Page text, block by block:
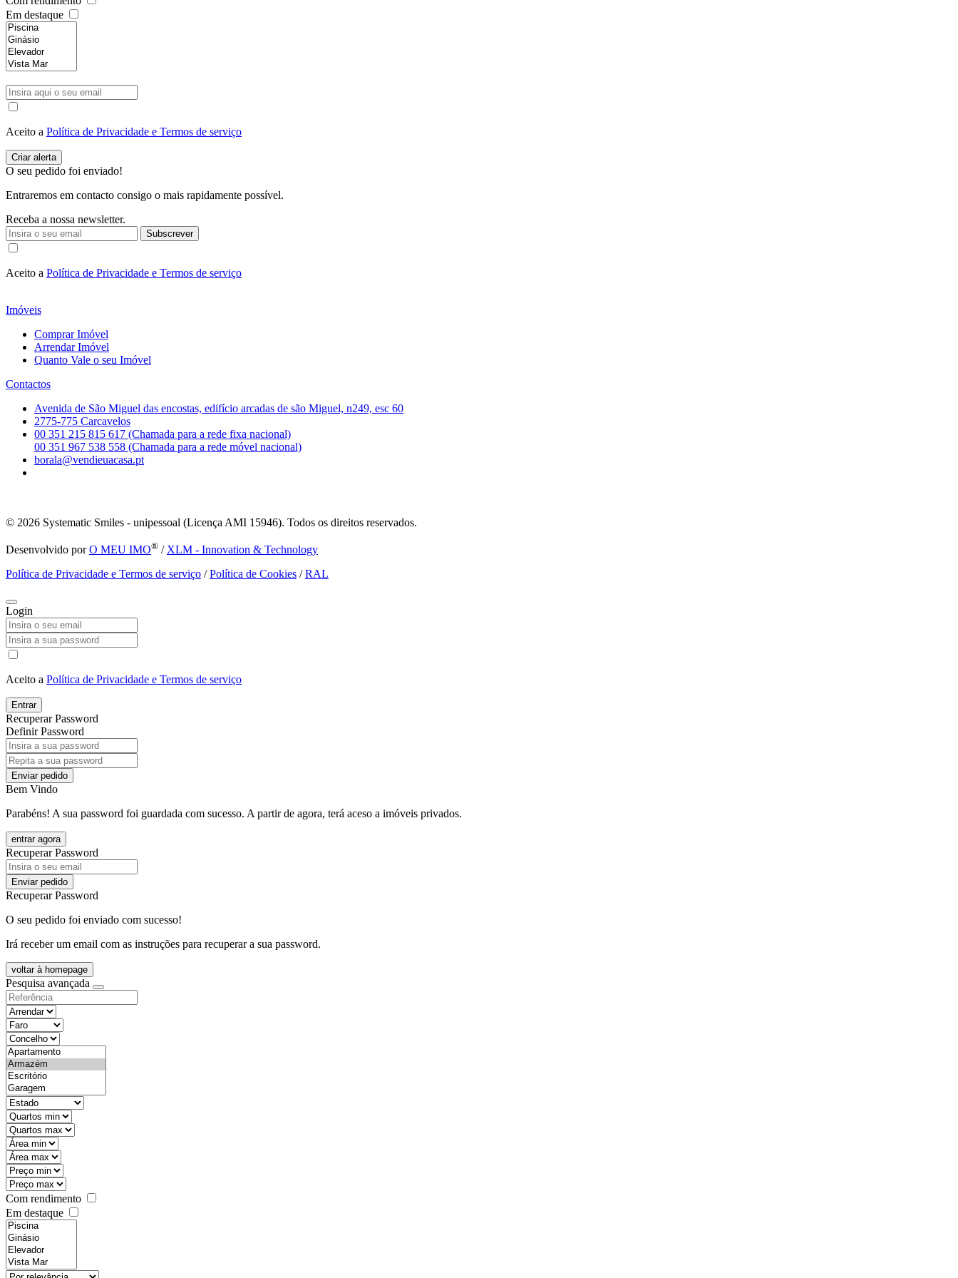
Em destaque
Aceito a Política de Privacidade e Termos de serviço
O seu pedido foi enviado!
Entraremos em contacto consigo o mais rapidamente possível.
Receba a nossa newsletter.
Subscrever
Aceito a Política de Privacidade e Termos de serviço
Imóveis
Comprar Imóvel
Arrendar Imóvel
Quanto Vale o seu Imóvel
Contactos
Avenida de São Miguel das encostas, edifício arcadas de são Miguel, n249, esc 60
2775-775 Carcavelos
00 351 215 815 617 (Chamada para a rede fixa nacional)
00 351 967 538 558 (Chamada para a rede móvel nacional)
borala@vendieuacasa.pt
© 2026 Systematic Smiles - unipessoal (Licença AMI 15946). Todos os direitos reservados.
Desenvolvido porO MEU IMO® / XLM - Innovation & Technology
Política de Privacidade e Termos de serviço /Política de Cookies /RAL
Login
Aceito a Política de Privacidade e Termos de serviço
Entrar
Recuperar Password
Definir Password
Enviar pedido
Bem Vindo
Parabéns! A sua password foi guardada com sucesso. A partir de agora, terá aceso a imóveis privados.
entrar agora
Recuperar Password
Enviar pedido
Recuperar Password
O seu pedido foi enviado com sucesso!
Irá receber um email com as instruções para recuperar a sua password.
voltar à homepage
Pesquisa avançada
objective
districtId
countyId
types
state
mintypo
maxtypo
minarea
maxarea
minprice
maxprice
Com rendimento
Em destaque
features